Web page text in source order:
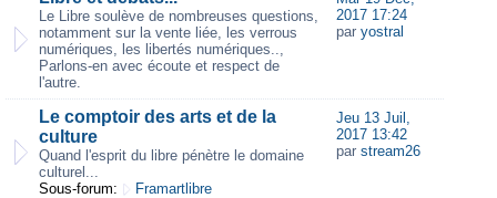
Le Libre soulève de nombreuses questions,
notamment sur la vente liée, les verrous
numériques, les libertés numériques..,
Parlons-en avec écoute et respect de
l'autre.
2017 17:24
par yostral
Le comptoir des arts et de la
culture
Quand l'esprit du libre pénètre le domaine
culturel...
Sous-forum:
Framartlibre
Jeu 13 Juil,
2017 13:42
par stream26